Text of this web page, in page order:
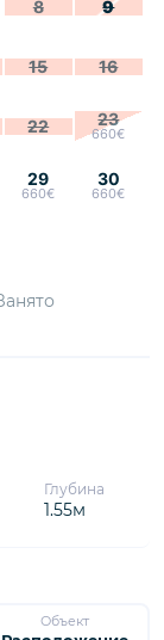
8 9
15 16
22 23
660€
29
660€
30
660€
Глубина
1.55м
Объект